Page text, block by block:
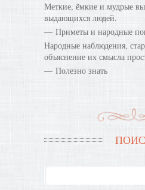
Меткие, ёмкие и мудрые
выдающихся людей.
Приметы и народные
Народные наблюдения,
объяснение их смысла
Полезно знать